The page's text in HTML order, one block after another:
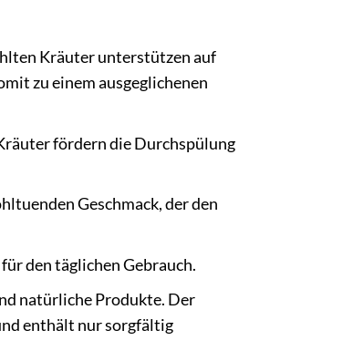
Kräuter unterstützen auf
zu einem ausgeglichenen
fördern die Durchspülung
Geschmack, der den
den täglichen Gebrauch.
natürliche Produkte. Der
enthält nur sorgfältig